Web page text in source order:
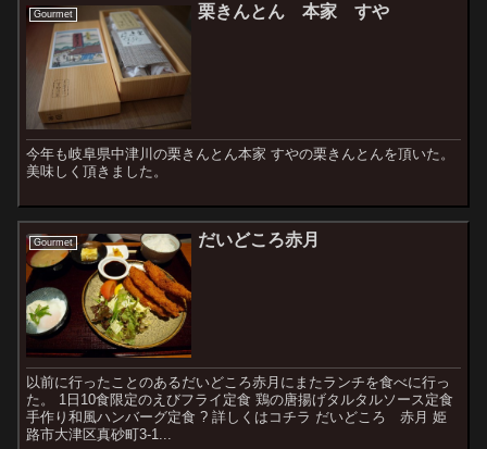
Gourmet 栗きんとん 本家 すや
今年も岐阜県中津川の栗きんとん本家 すやの栗きんとんを頂いた。
美味しく頂きました。
Gourmet だいどころ赤月
以前に行ったことのあるだいどころ赤月にまたランチを食べに行っ
た。 1日10食限定のえびフライ定食 鶏の唐揚げタルタルソース定食
手作り和風ハンバーグ定食 ? 詳しくはコチラ だいどころ 赤月 姫
路市大津区真砂町3-1...